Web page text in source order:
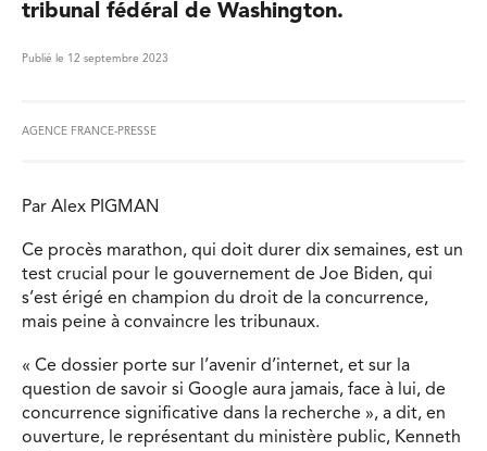
tribunal fédéral de Washington.
Publié le 12 septembre 2023
AGENCE FRANCE-PRESSE
Par Alex PIGMAN
Ce procès marathon, qui doit durer dix semaines, est un
test crucial pour le gouvernement de Joe Biden, qui
s’est érigé en champion du droit de la concurrence,
mais peine à convaincre les tribunaux.
« Ce dossier porte sur l’avenir d’internet, et sur la
question de savoir si Google aura jamais, face à lui, de
concurrence significative dans la recherche », a dit, en
ouverture, le représentant du ministère public, Kenneth